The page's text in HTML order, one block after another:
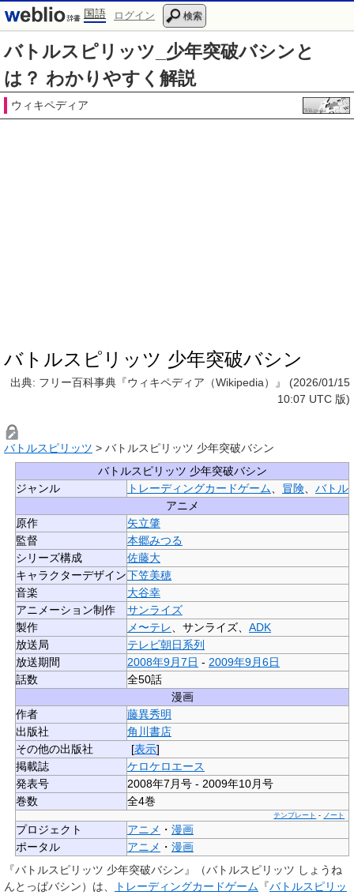
国語 ログイン 検索
バトルスピリッツ_少年突破バシンと
は？ わかりやすく解説
ウィキペディア
バトルスピリッツ 少年突破バシン
出典: フリー百科事典『ウィキペディア（Wikipedia）』 (2026/01/15
10:07 UTC 版)
バトルスピリッツ > バトルスピリッツ 少年突破バシン
バトルスピリッツ 少年突破バシン
ジャンル
トレーディングカードゲーム 冒険
バトル
アニメ
原作
矢立肇
監督
本郷みつる
シリーズ構成
佐藤大
キャラクターデザイン下笠美穂
音楽
大谷幸
アニメーション制作
サンライズ
製作
メ〜テレ 、サンライズ、 ADK
放送局
テレビ朝日系列
放送期間
2008年9月7日 - 2009年9月6日
話数
全50話
漫画
作者
藤異秀明
出版社
角川書店
[表示]
その他の出版社
掲載誌
ケロケロエース
発表号
2008年7月号 - 2009年10月号
巻数
全4巻
テンプレート - ノート
プロジェクト アニメ ・ 漫画
ポータル
アニメ ・ 漫画
『バトルスピリッツ 少年突破バシン 』（バトルスピリッツ しょうね
んとっぱバシン）は、
トレーディングカードゲーム 『バトルスピリッ